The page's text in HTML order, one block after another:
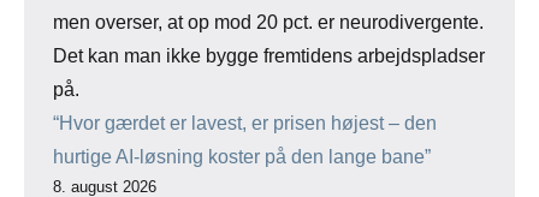
men overser, at op mod 20 pct. er neurodivergente.
Det kan man ikke bygge fremtidens arbejdspladser
på.
“Hvor gærdet er lavest, er prisen højest – den
hurtige AI-løsning koster på den lange bane”
8. august 2026